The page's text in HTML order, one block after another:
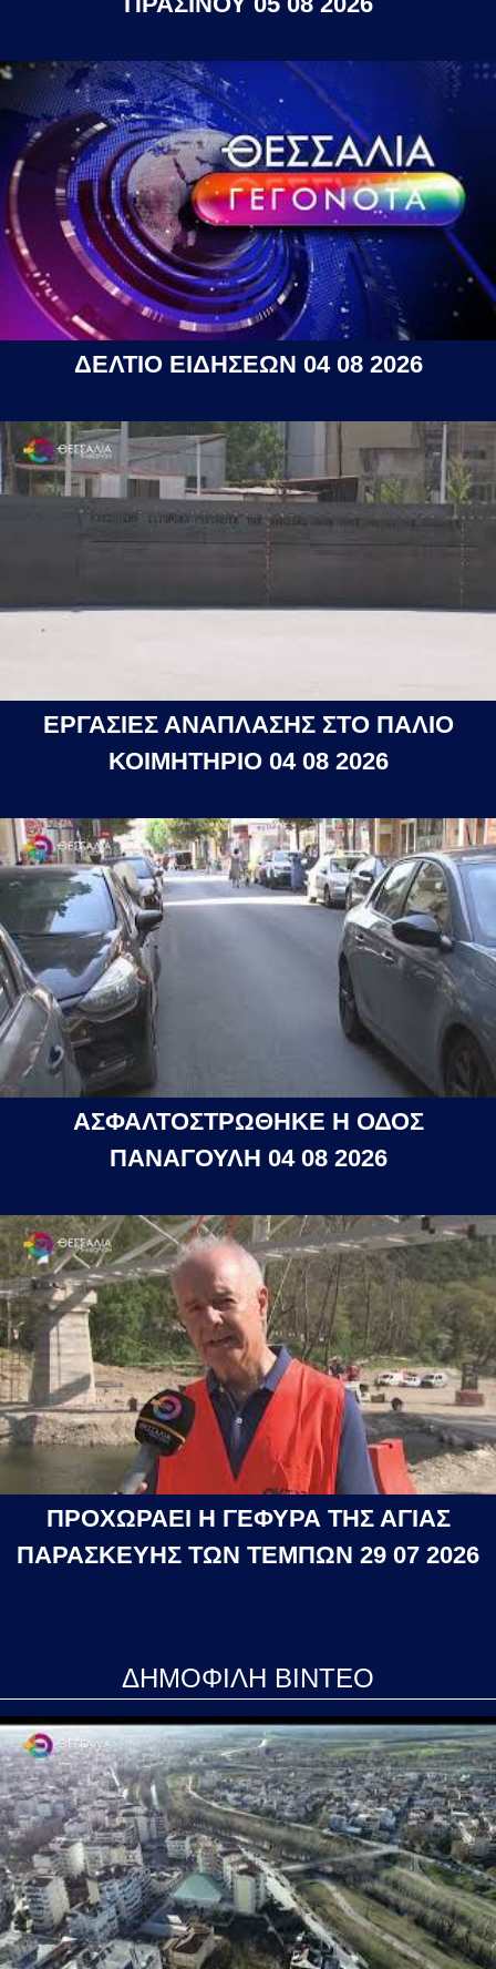
ΔΕΛΤΙΟ ΕΙΔΗΣΕΩΝ 04 08 2026
ΕΡΓΑΣΙΕΣ ΑΝΑΠΛΑΣΗΣ ΣΤΟ ΠΑΛΙΟ
ΚΟΙΜΗΤΗΡΙΟ 04 08 2026
ΑΣΦΑΛΤΟΣΤΡΩΘΗΚΕ Η ΟΔΟΣ
ΠΑΝΑΓΟΥΛΗ 04 08 2026
ΠΡΟΧΩΡΑΕΙ Η ΓΕΦΥΡΑ ΤΗΣ ΑΓΙΑΣ
ΠΑΡΑΣΚΕΥΗΣ ΤΩΝ ΤΕΜΠΩΝ 29 07 2026
ΔΗΜΟΦΙΛΗ ΒΙΝΤΕΟ